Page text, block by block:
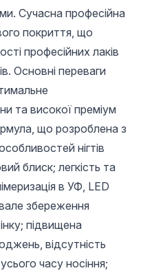
Сучасна професійна
покриття, що
професійних лаків
Основні переваги
та високої преміум
що розроблена з
нігтів
блиск; легкість та
в УФ, LED
збереження
підвищена
відсутність
часу носіння;